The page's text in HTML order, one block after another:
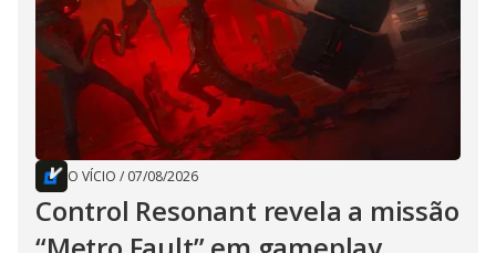
O VÍCIO / 07/08/2026
Control Resonant revela a missão